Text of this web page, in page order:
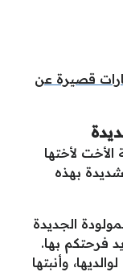
قصيرة عن
لأختها
بهذه
الجديدة
فرحتكم بها.
وأنبتها